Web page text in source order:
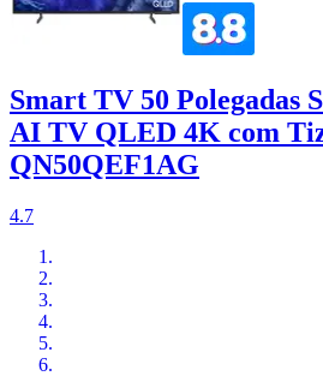
Smart TV 50 Polegadas
AI TV QLED 4K com
QN50QEF1AG
4.7